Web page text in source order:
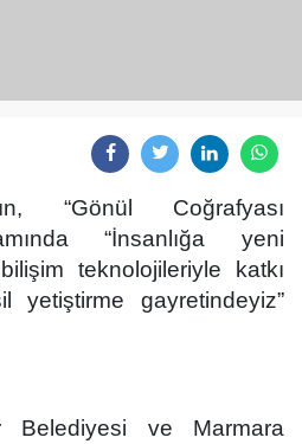
“Gönül Coğrafyası
“İnsanlığa yeni
teknolojileriyle katkı
yetiştirme gayretindeyiz”
Belediyesi ve Marmara